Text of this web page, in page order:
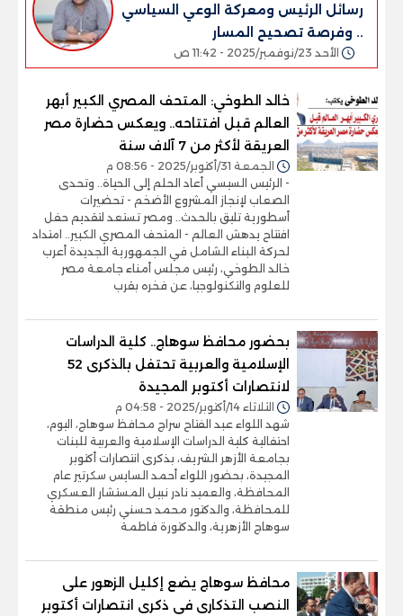
رسائل الرئيس ومعركة الوعي السياسي
.. وفرصة تصحيح المسار
الأحد 23/نوفمبر/2025 - 11:42 ص
خالد الطوخي: المتحف المصري الكبير أبهر
العالم قبل افتتاحه.. ويعكس حضارة مصر
العريقة لأكثر من 7 آلاف سنة
الجمعة 31/أكتوبر/2025 - 08:56 م
- الرئيس السيسي أعاد الحلم إلى الحياة.. وتحدى
الصعاب لإنجاز المشروع الأضخم - تحضيرات
أسطورية تليق بالحدث.. ومصر تستعد لتقديم حفل
افتتاح يدهش العالم - المتحف المصري الكبير.. امتداد
لحركة البناء الشامل في الجمهورية الجديدة أعرب
خالد الطوخي، رئيس مجلس أمناء جامعة مصر
للعلوم والتكنولوجيا، عن فخره بقرب
بحضور محافظ سوهاج.. كلية الدراسات
الإسلامية والعربية تحتفل بالذكرى 52
لانتصارات أكتوبر المجيدة
الثلاثاء 14/أكتوبر/2025 - 04:58 م
شهد اللواء عبد الفتاح سراج محافظ سوهاج، اليوم،
احتفالية كلية الدراسات الإسلامية والعربية للبنات
بجامعة الأزهر الشريف، بذكرى انتصارات أكتوبر
المجيدة، بحضور اللواء أحمد السايس سكرتير عام
المحافظة، والعميد نادر نبيل المستشار العسكري
للمحافظة، والدكتور محمد حسني رئيس منطقة
سوهاج الأزهرية، والدكتورة فاطمة
محافظ سوهاج يضع إكليل الزهور على
النصب التذكارى فى ذكرى انتصارات أكتوبر